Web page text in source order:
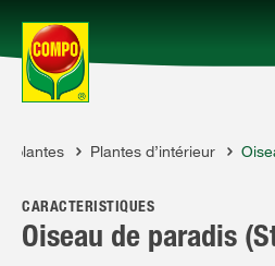
Produits
Conseil
plantes Plantes d’intérieur
CARACTÉRISTIQUES
Oiseau de paradis